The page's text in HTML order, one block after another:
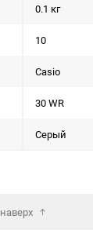
0.1 кг
10
Casio
30 WR
Серый
наверх